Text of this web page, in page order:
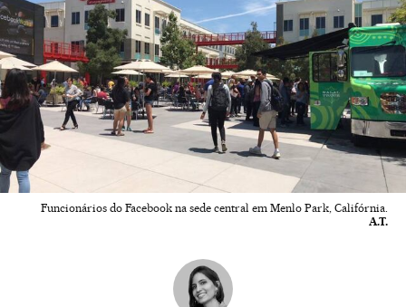
Funcionários do Facebook na sede central em Menlo Park, Califórnia.
A.T.